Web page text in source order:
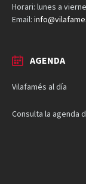
Horari: lunes a
Email:
AGENDA
Vilafamés al día
Consulta la agenda